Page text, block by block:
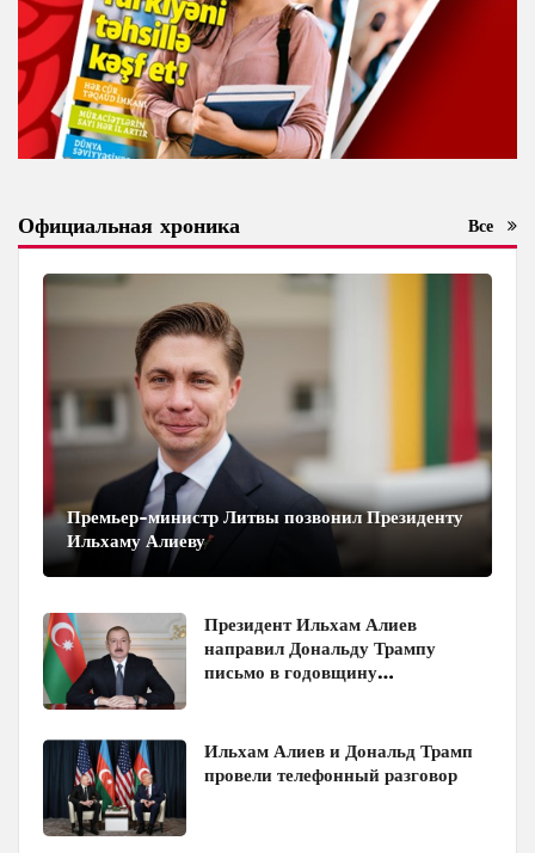
Официальная хроника Все
Премьер-министр Литвы позвонил Президенту
Ильхаму Алиеву
Президент Ильхам Алиев
направил Дональду Трампу
письмо в годовщину
Ильхам Алиев и Дональд Трамп
провели телефонный разговор